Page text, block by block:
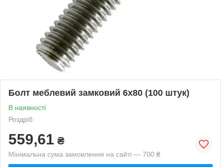
Болт меблевий замковий 6х80 (100 штук)
В наявності
Роздріб
559,61 ₴
Мінімальна сума замовлення на сайті — 700 ₴